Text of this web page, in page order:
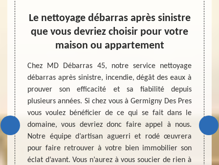
de
un
ce
Le nettoyage débarras après sinistre
que vous devriez choisir pour votre
maison ou appartement
Chez MD Débarras 45, notre service nettoyage
débarras après sinistre, incendie, dégât des eaux à
prouver son efficacité et sa fiabilité depuis
plusieurs années. Si chez vous à Germigny Des Pres
vous voulez bénéficier de ce qui se fait dans le
domaine, vous devriez donc faire appel à nous.
Notre équipe d’artisan aguerri et rodé œuvrera
pour faire retrouver à votre bien immobilier son
éclat d’avant. Vous n’aurez à vous soucier de rien à
peut
à
ce
ou